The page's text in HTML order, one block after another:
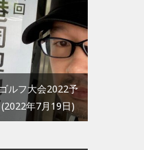
ルフ大会2022予
2022年7月19日